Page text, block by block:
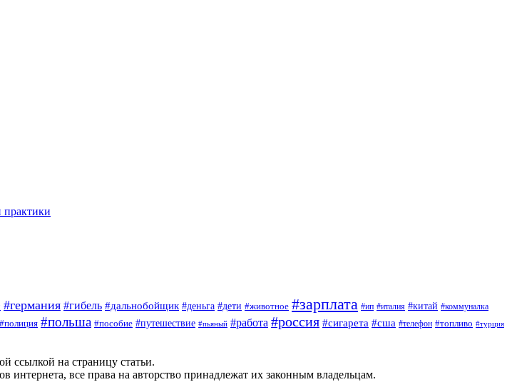
практики
#германия #гибель #дальнобойщик #деньга #дети #животное #зарплата #ип #италия #китай #коммуналка
#полиция #польша #пособие #путешествие #пьяный #работа #россия #сигарета #сша #телефон #топливо #турция
ссылкой на страницу статьи.
все права на авторство принадлежат их законным владельцам.